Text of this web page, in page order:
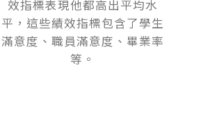
效指標表現他都高出平均水
平，這些績效指標包含了學生
滿意度、職員滿意度、畢業率
等。